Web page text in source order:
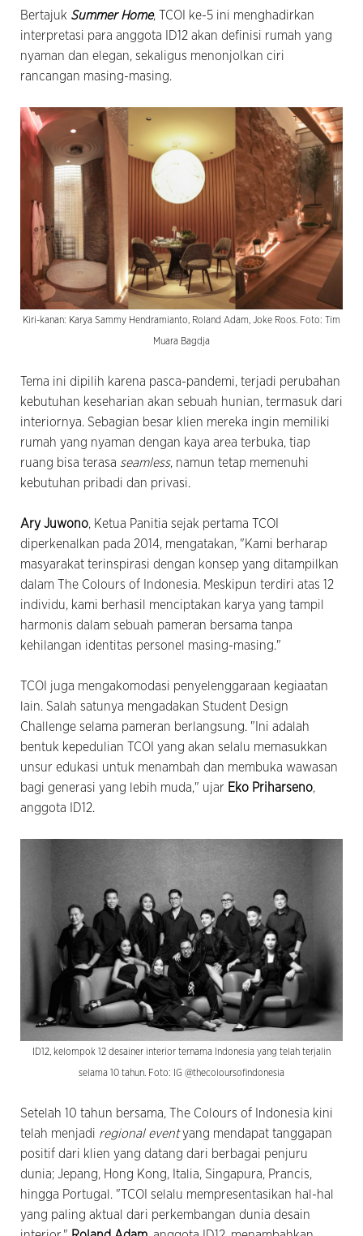
Bertajuk Summer Home, TCOI ke-5 ini menghadirkan
interpretasi para anggota ID12 akan definisi rumah yang
nyaman dan elegan, sekaligus menonjolkan ciri
rancangan masing-masing.
Kiri-kanan: Karya Sammy Hendramianto, Roland Adam, Joke Roos. Foto: Tim
Muara Bagdja
Tema ini dipilih karena pasca-pandemi, terjadi perubahan
kebutuhan keseharian akan sebuah hunian, termasuk dari
interiornya. Sebagian besar klien mereka ingin memiliki
rumah yang nyaman dengan kaya area terbuka, tiap
ruang bisa terasa seamless, namun tetap memenuhi
kebutuhan pribadi dan privasi.
Ary Juwono, Ketua Panitia sejak pertama TCOI
diperkenalkan pada 2014, mengatakan, "Kami berharap
masyarakat terinspirasi dengan konsep yang ditampilkan
dalam The Colours of Indonesia. Meskipun terdiri atas 12
individu, kami berhasil menciptakan karya yang tampil
harmonis dalam sebuah pameran bersama tanpa
kehilangan identitas personel masing-masing."
TCOI juga mengakomodasi penyelenggaraan kegiaatan
lain. Salah satunya mengadakan Student Design
Challenge selama pameran berlangsung. "Ini adalah
bentuk kepedulian TCOI yang akan selalu memasukkan
unsur edukasi untuk menambah dan membuka wawasan
bagi generasi yang lebih muda," ujar Eko Priharseno,
anggota ID12.
ID12, kelompok 12 desainer interior ternama Indonesia yang telah terjalin
selama 10 tahun. Foto: IG @thecoloursofindonesia
Setelah 10 tahun bersama, The Colours of Indonesia kini
telah menjadi regional eventyang mendapat tanggapan
positif dari klien yang datang dari berbagai penjuru
dunia; Jepang, Hong Kong, Italia, Singapura, Prancis,
hingga Portugal. "TCOI selalu mempresentasikan hal-hal
yang paling aktual dari perkembangan dunia desain